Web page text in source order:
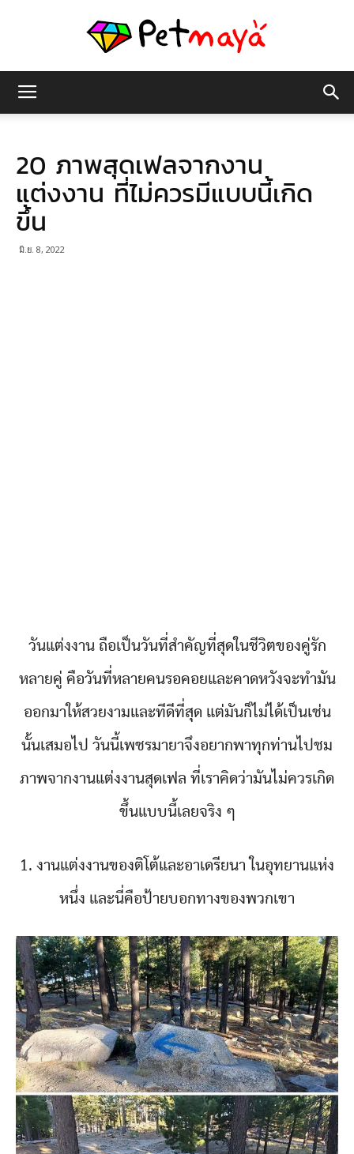
มายา
20 ภาพสุดเฟลจากงาน
แต่งงาน ที่ไม่ควรมีแบบนี้เกิด
ขึ้น
มิ.ย. 8, 2022
วันแต่งงาน ถือเป็นวันที่สำคัญที่สุดในชีวิตของคู่รัก
หลายคู่ คือวันที่หลายคนรอคอยและคาดหวังจะทำมัน
ออกมาให้สวยงามและทีดีที่สุด แต่มันก็ไม่ได้เป็นเช่น
นั้นเสมอไป วันนี้เพชรมายาจึงอยากพาทุกท่านไปชม
ภาพจากงานแต่งงานสุดเฟล ที่เราคิดว่ามันไม่ควรเกิด
ขึ้นแบบนี้เลยจริง ๆ
1. งานแต่งงานของติโต้และอาเดรียนา ในอุทยานแห่ง
หนึ่ง และนี่คือป้ายบอกทางของพวกเขา